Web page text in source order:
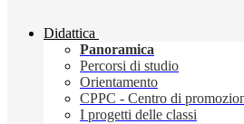
Didattica
Panoramica
Percorsi di studio
Orientamento
CPPC - Centro di
I progetti delle classi